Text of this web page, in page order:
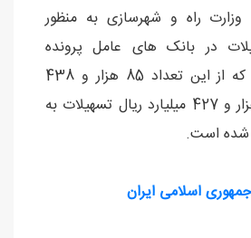
وزارت راه و شهرسازی به منظور
در بانک های عامل پرونده
تشکیل شده است که از این تعداد 85 هزار و 438
فقره به مبلغ 48 هزار و 427 میلیارد ریال تسهیلات به
شده است.
اسلامی ایران